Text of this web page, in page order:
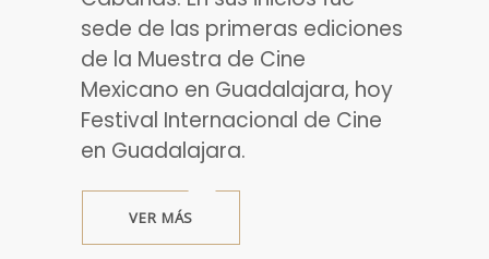
sede de las primeras ediciones
de la Muestra de Cine
Mexicano en Guadalajara, hoy
Festival Internacional de Cine
en Guadalajara.
VER MÁS